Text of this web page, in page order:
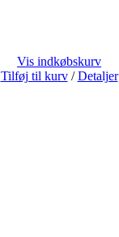
Vis indkøbskurv
Tilføj til kurv / Detaljer